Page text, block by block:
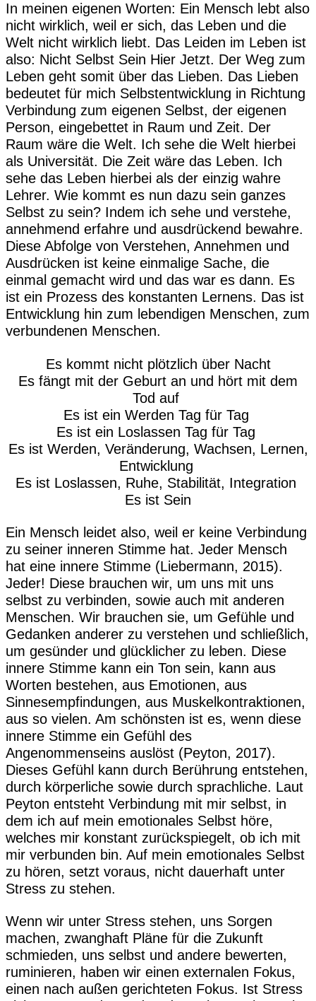
In meinen eigenen Worten: Ein Mensch lebt also
nicht wirklich, weil er sich, das Leben und die
Welt nicht wirklich liebt. Das Leiden im Leben ist
also: Nicht Selbst Sein Hier Jetzt. Der Weg zum
Leben geht somit über das Lieben. Das Lieben
bedeutet für mich Selbstentwicklung in Richtung
Verbindung zum eigenen Selbst, der eigenen
Person, eingebettet in Raum und Zeit. Der
Raum wäre die Welt. Ich sehe die Welt hierbei
als Universität. Die Zeit wäre das Leben. Ich
sehe das Leben hierbei als der einzig wahre
Lehrer. Wie kommt es nun dazu sein ganzes
Selbst zu sein? Indem ich sehe und verstehe,
annehmend erfahre und ausdrückend bewahre.
Diese Abfolge von Verstehen, Annehmen und
Ausdrücken ist keine einmalige Sache, die
einmal gemacht wird und das war es dann. Es
ist ein Prozess des konstanten Lernens. Das ist
Entwicklung hin zum lebendigen Menschen, zum
verbundenen Menschen.
Es kommt nicht plötzlich über Nacht
Es fängt mit der Geburt an und hört mit dem
Tod auf
Es ist ein Werden Tag für Tag
Es ist ein Loslassen Tag für Tag
Es ist Werden, Veränderung, Wachsen, Lernen,
Entwicklung
Es ist Loslassen, Ruhe, Stabilität, Integration
Es ist Sein
Ein Mensch leidet also, weil er keine Verbindung
zu seiner inneren Stimme hat. Jeder Mensch
hat eine innere Stimme (Liebermann, 2015).
Jeder! Diese brauchen wir, um uns mit uns
selbst zu verbinden, sowie auch mit anderen
Menschen. Wir brauchen sie, um Gefühle und
Gedanken anderer zu verstehen und schließlich,
um gesünder und glücklicher zu leben. Diese
innere Stimme kann ein Ton sein, kann aus
Worten bestehen, aus Emotionen, aus
Sinnesempfindungen, aus Muskelkontraktionen,
aus so vielen. Am schönsten ist es, wenn diese
innere Stimme ein Gefühl des
Angenommenseins auslöst (Peyton, 2017).
Dieses Gefühl kann durch Berührung entstehen,
durch körperliche sowie durch sprachliche. Laut
Peyton entsteht Verbindung mit mir selbst, in
dem ich auf mein emotionales Selbst höre,
welches mir konstant zurückspiegelt, ob ich mit
mir verbunden bin. Auf mein emotionales Selbst
zu hören, setzt voraus, nicht dauerhaft unter
Stress zu stehen.
Wenn wir unter Stress stehen, uns Sorgen
machen, zwanghaft Pläne für die Zukunft
schmieden, uns selbst und andere bewerten,
ruminieren, haben wir einen externalen Fokus,
einen nach außen gerichteten Fokus. Ist Stress